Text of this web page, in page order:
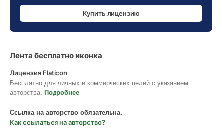
Купить лицензию
Лента бесплатно иконка
Лицензия Flaticon
Бесплатно для личных и коммерческих целей с указанием
авторства. Подробнее
Ссылка на авторство обязательна.
Как ссылаться на авторство?